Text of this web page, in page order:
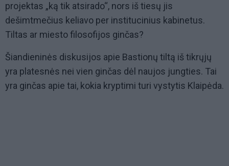
projektas „ką tik atsirado“, nors iš tiesų jis
dešimtmečius keliavo per institucinius kabinetus.
Tiltas ar miesto filosofijos ginčas?
Šiandieninės diskusijos apie Bastionų tiltą iš tikrųjų
yra platesnės nei vien ginčas dėl naujos jungties. Tai
yra ginčas apie tai, kokia kryptimi turi vystytis Klaipėda.